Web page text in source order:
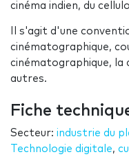
cinéma indien, du
Il s'agit d'une
cinématographique,
cinématographique,
autres.
Fiche
Secteur: industrie du
Technologie digitale,